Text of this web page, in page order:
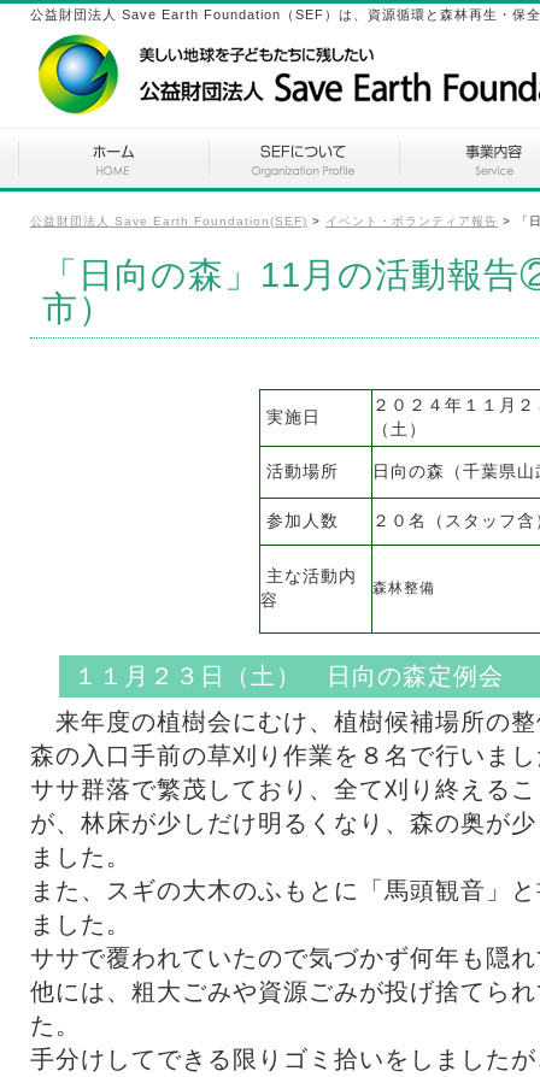
公益財団法人 Save Earth Foundation（SEF）は、資源循環と森林再生・保
公益財団法人 Save Earth Foundation(SEF) > イベント・ボランティア報告 > 「
「日向の森」11月の活動報
市）
実施日
２０２４年１１月２
（土）
活動場所 日向の森（千葉県山
参加人数 ２０名（スタッフ含
主な活動内
容
森林整備
１１月２３日（土） 日向の森定例会
来年度の植樹会にむけ、植樹候補場所の
森の入口手前の草刈り作業を８名で行いま
ササ群落で繁茂しており、全て刈り終える
が、林床が少しだけ明るくなり、森の奥が
ました。
また、スギの大木のふもとに「馬頭観音」
ました。
ササで覆われていたので気づかず何年も隠
他には、粗大ごみや資源ごみが投げ捨てら
た。
手分けしてできる限りゴミ拾いをしました